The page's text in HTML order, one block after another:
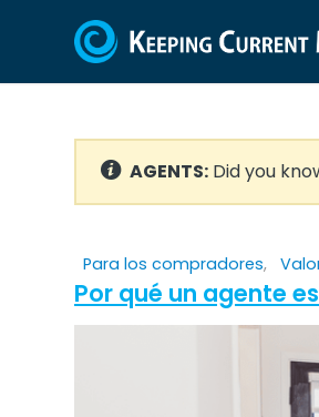
AGENTS: Did you
Para los compradores,
Por qué un agente